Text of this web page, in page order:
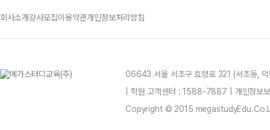
회사소개강사모집이용약관개인정보처리방침
06643 서울 서초구 효령로 321 (서초동,
| 학원 고객센터 : 1588-7887 | 개인정보
Copyright © 2015